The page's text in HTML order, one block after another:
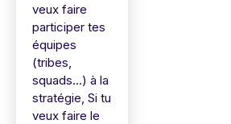
veux faire
participer tes
équipes
(tribes,
squads...) à la
stratégie, Si tu
veux faire le